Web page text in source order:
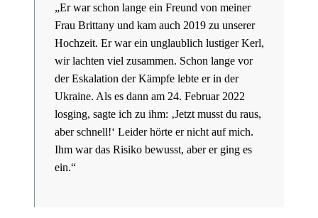
„Er war schon lange ein Freund von meiner
Frau Brittany und kam auch 2019 zu unserer
Hochzeit. Er war ein unglaublich lustiger Kerl,
wir lachten viel zusammen. Schon lange vor
der Eskalation der Kämpfe lebte er in der
Ukraine. Als es dann am 24. Februar 2022
losging, sagte ich zu ihm: ‚Jetzt musst du raus,
aber schnell!‘ Leider hörte er nicht auf mich.
Ihm war das Risiko bewusst, aber er ging es
ein.“